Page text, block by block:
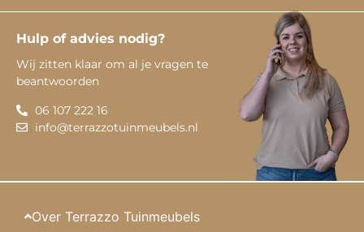
Hulp of advies nodig?
Wij zitten klaar om al je vragen te
beantwoorden
06 107 222 16
info@terrazzotuinmeubels.nl
Over Terrazzo Tuinmeubels